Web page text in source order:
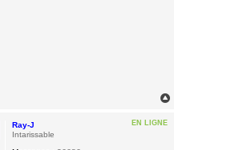
EN LIGNE
Ray-J
Intarissable